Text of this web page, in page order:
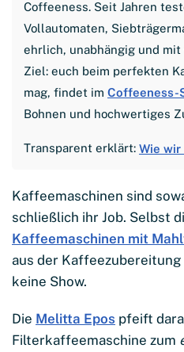
Coffeeness. Seit Jahren
Vollautomaten,
ehrlich, unabhängig und
Ziel: euch beim perfekten
mag, findet im Coffeeness-
Bohnen und hochwertiges
Transparent erklärt: Wie
Kaffeemaschinen sind
schließlich ihr Job. Selbst
Kaffeemaschinen mit
aus der
keine Show.
Die Melitta Epos pfeift
Filterkaffeemaschine zum